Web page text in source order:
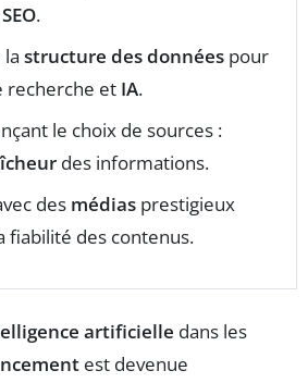
SEO.
structure des données pour
recherche et IA.
le choix de sources :
des informations.
des médias prestigieux
fiabilité des contenus.
artificielle dans les
est devenue